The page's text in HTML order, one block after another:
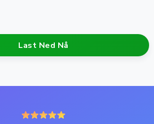
Last Ned Nå